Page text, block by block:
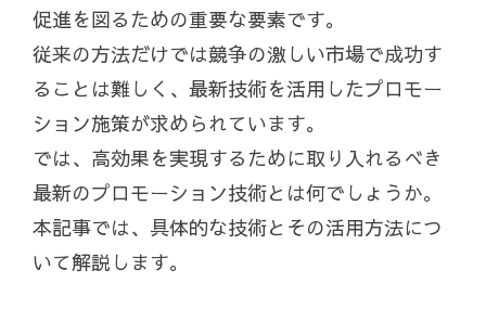
促進を図るための重要な要素です。
従来の方法だけでは競争の激しい市場で成功す
ることは難しく、最新技術を活用したプロモー
ション施策が求められています。
では、高効果を実現するために取り入れるべき
最新のプロモーション技術とは何でしょうか。
本記事では、具体的な技術とその活用方法につ
いて解説します。